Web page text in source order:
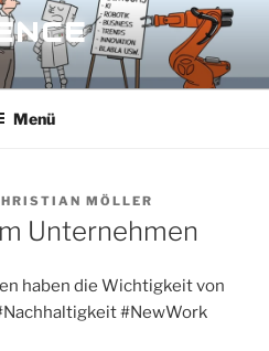
Menü
MÖLLER
Unternehmen
haben die Wichtigkeit von
#NewWork